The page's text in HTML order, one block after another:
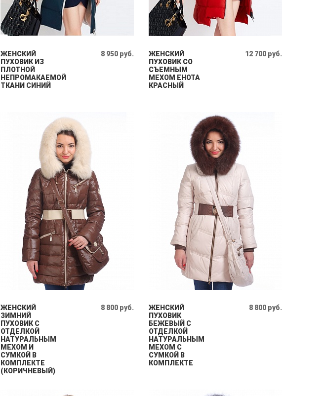
ЖЕНСКИЙ
ПУХОВИК ИЗ
ПЛОТНОЙ
НЕПРОМАКАЕМОЙ
ТКАНИ СИНИЙ
8 950 руб.
ЖЕНСКИЙ
ПУХОВИК СО
СЪЕМНЫМ
МЕХОМ ЕНОТА
КРАСНЫЙ
12 700 руб.
ЖЕНСКИЙ
ЗИМНИЙ
ПУХОВИК С
ОТДЕЛКОЙ
НАТУРАЛЬНЫМ
МЕХОМ И
СУМКОЙ В
КОМПЛЕКТЕ
(КОРИЧНЕВЫЙ)
8 800 руб.
ЖЕНСКИЙ
ПУХОВИК
БЕЖЕВЫЙ С
ОТДЕЛКОЙ
НАТУРАЛЬНЫМ
МЕХОМ С
СУМКОЙ В
КОМПЛЕКТЕ
8 800 руб.